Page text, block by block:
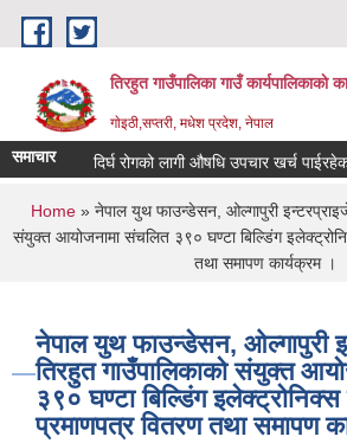
Skip to main content
तिरहुत गाउँपालिका गाउँ कार्यपालिकाकाे
गाेइठी,सप्तरी, मधेश प्रदेश, नेपाल
समाचार दिर्घ रोगको लागी औषधि उपचार खर्च
You are here
Home» नेपाल युथ फाउन्डेसन, ओल्गापुरी
संयुक्त आयोजनामा संचलित ३९० घण्टा बिल्डिंग
तथा समापण कार्यक्रम ।
नेपाल युथ फाउन्डेसन, ओल्गापुरी
तिरहुत गाउँपालिकाको संयुक्त
३९० घण्टा बिल्डिंग इलेक्ट्रोनिक्स
प्रमाणपत्र वितरण तथा समापण